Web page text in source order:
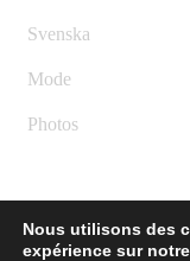
Nous utilisons des
expérience sur
Svenska
Mode
Photos